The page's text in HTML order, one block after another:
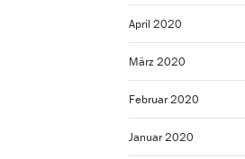
April 2020
März 2020
Februar 2020
Januar 2020